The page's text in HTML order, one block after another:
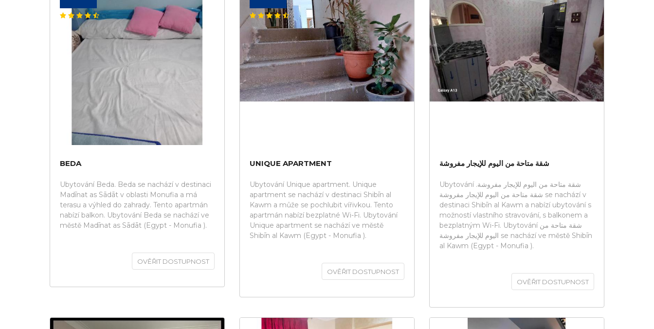
BEDA
Ubytování Beda. Beda se nachází v destinaci
Madīnat as Sādāt v oblasti Monufia a má
terasu a výhled do zahrady. Tento apartmán
nabízí balkon. Ubytování Beda se nachází ve
městě Madīnat as Sādāt (Egypt - Monufia ).
OVĚŘIT DOSTUPNOST
UNIQUE APARTMENT
Ubytování Unique apartment. Unique
apartment se nachází v destinaci Shibīn al
Kawm a může se pochlubit vířivkou. Tento
apartmán nabízí bezplatné Wi-Fi. Ubytování
Unique apartment se nachází ve městě
Shibīn al Kawm (Egypt - Monufia ).
OVĚŘIT DOSTUPNOST
شقة متاحة من اليوم للإيجار مفروشة
Ubytování شقة متاحة من اليوم للإيجار مفروشة.
شقة متاحة من اليوم للإيجار مفروشة se nachází v
destinaci Shibīn al Kawm a nabízí ubytování s
možností vlastního stravování, s balkonem a
bezplatným Wi-Fi. Ubytování شقة متاحة من
اليوم للإيجار مفروشة se nachází ve městě Shibīn
al Kawm (Egypt - Monufia ).
OVĚŘIT DOSTUPNOST